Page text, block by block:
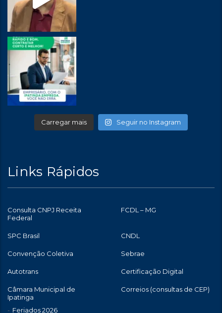
Carregar mais Seguir no Instagram
Links Rápidos
Consulta CNPJ Receita
Federal
FCDL – MG
SPC Brasil CNDL
Convenção Coletiva Sebrae
Autotrans Certificação Digital
Câmara Municipal de
Ipatinga
Feriados 2026
Correios (consultas de CEP)